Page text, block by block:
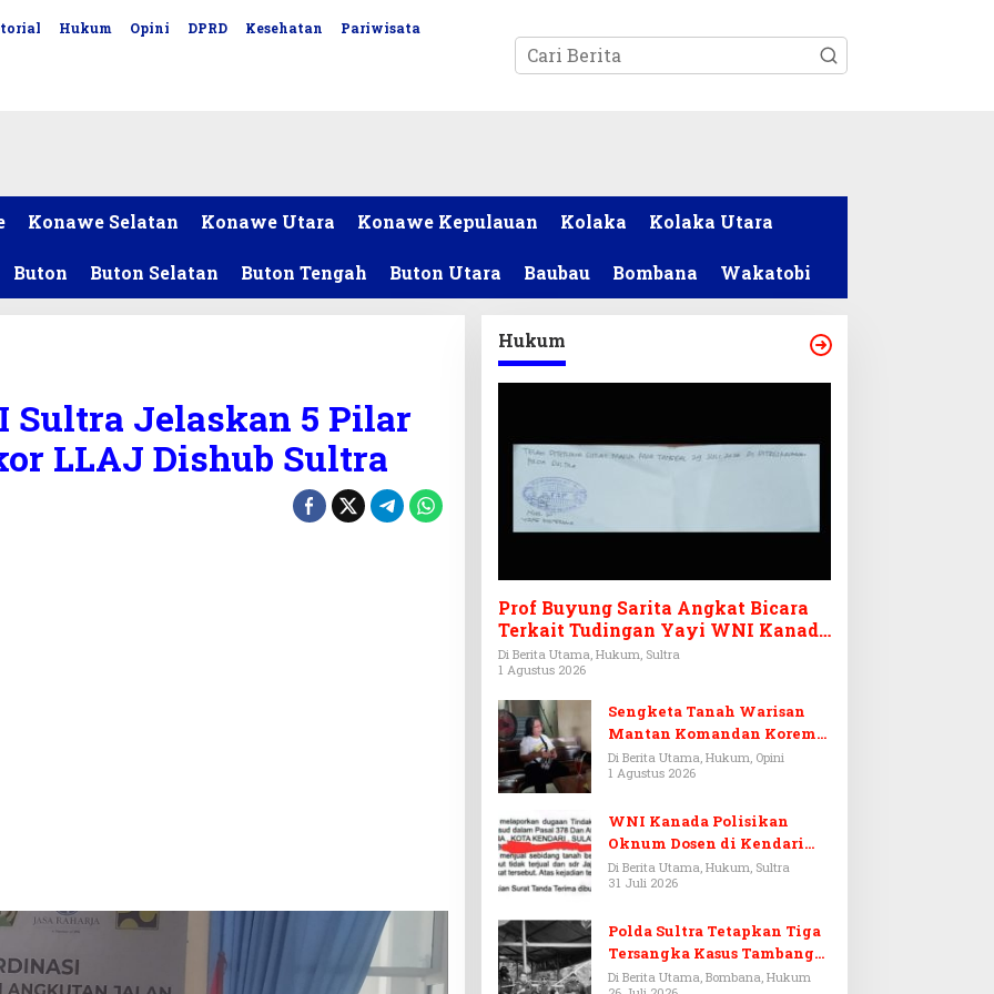
Hukum Opini DPRD Kesehatan Pariwisata
Konawe Selatan Konawe Utara Konawe Kepulauan Kolaka Kolaka Utara
Buton Buton Selatan Buton Tengah Buton Utara Baubau Bombana Wakatobi
Sultra Jelaskan 5 Pilar
LLAJ Dishub Sultra
Hukum
Prof Buyung Sarita Angkat Bicara
Terkait Tudingan Yayi WNI Kanada
Ditagih Utang Rp3,6 Miliar
Di Berita Utama, Hukum, Sultra
1 Agustus 2026
Sengketa Tanah Warisan
Mantan Komandan Korem
143/HO, Ketika Warisan
Menjadi Arena Pemerasan
Di Berita Utama, Hukum, Opini
1 Agustus 2026
WNI Kanada Polisikan
Oknum Dosen di Kendari
Terkait Aset Puluhan Miliar
Di Berita Utama, Hukum, Sultra
31 Juli 2026
Polda Sultra Tetapkan Tiga
Tersangka Kasus Tambang
Emas Ilegal di Bombana
Di Berita Utama, Bombana, Hukum